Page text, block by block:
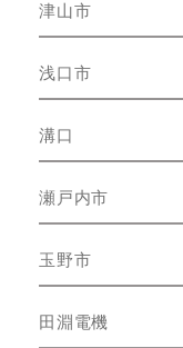
津山市
浅口市
溝口
瀬戸内市
玉野市
田淵電機